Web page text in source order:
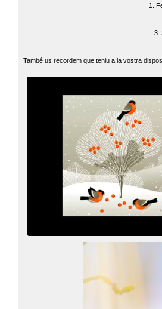
1.
3.
També us recordem que teniu a la vostra